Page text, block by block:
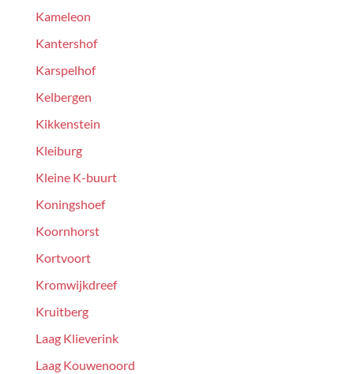
Kameleon
Kantershof
Karspelhof
Kelbergen
Kikkenstein
Kleiburg
Kleine K-buurt
Koningshoef
Koornhorst
Kortvoort
Kromwijkdreef
Kruitberg
Laag Klieverink
Laag Kouwenoord